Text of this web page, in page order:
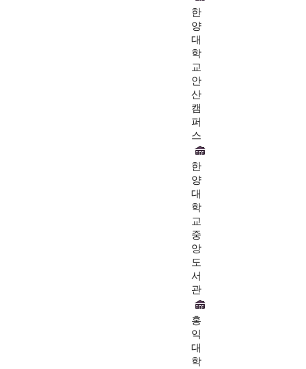
한
양
대
학
교
안
산
캠
퍼
스
한
양
대
학
교
중
앙
도
서
관
홍
익
대
학